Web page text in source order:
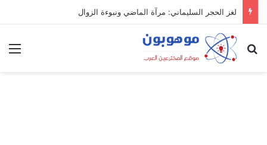
لغز الحجر السليماني: مرآة الماضي ونبوءة الزوال
بحث عن